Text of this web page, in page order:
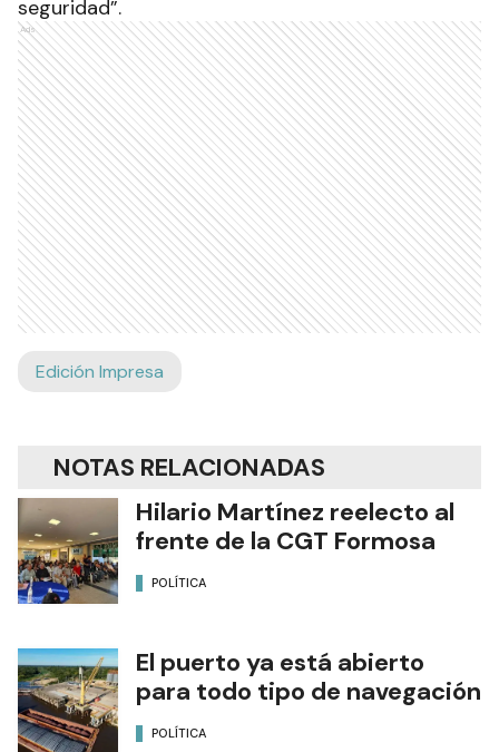
seguridad”.
Ads
Edición Impresa
NOTAS RELACIONADAS
Hilario Martínez reelecto al
frente de la CGT Formosa
POLÍTICA
El puerto ya está abierto
para todo tipo de navegación
POLÍTICA